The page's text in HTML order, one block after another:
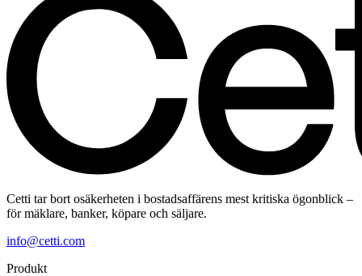
Cetti tar bort osäkerheten i bostadsaffärens mest kritiska ögonblick –
för mäklare, banker, köpare och säljare.
info@cetti.com
Produkt